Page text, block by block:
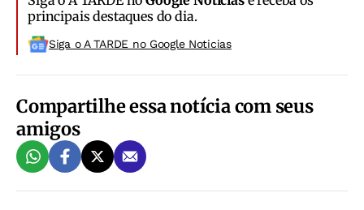
principais destaques do dia.
Siga o A TARDE no Google Noticias
Compartilhe essa notícia com seus
amigos